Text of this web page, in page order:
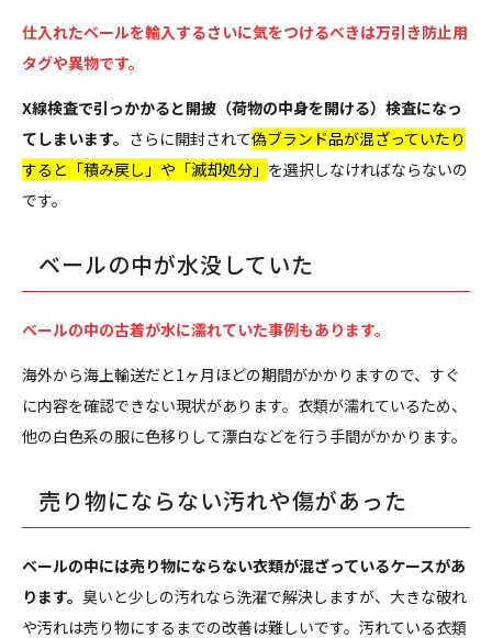
仕入れたベールを輸入するさいに気をつけるべきは万引き防止用
タグや異物です。
X線検査で引っかかると開披（荷物の中身を開ける）検査になっ
てしまいます。 さらに開封されて偽ブランド品が混ざっていたり
すると「積み戻し」や「滅却処分」 を選択しなければならないの
です。
ベールの中が水没していた
ベールの中の古着が水に濡れていた事例もあります。
海外から海上輸送だと1ヶ月ほどの期間がかかりますので、すぐ
に内容を確認できない現状があります。衣類が濡れているため、
他の白色系の服に色移りして漂白などを行う手間がかかります。
売り物にならない汚れや傷があった
ベールの中には売り物にならない衣類が混ざっているケースがあ
ります。 臭いと少しの汚れなら洗濯で解決しますが、大きな破れ
や汚れは売り物にするまでの改善は難しいです。汚れている衣類